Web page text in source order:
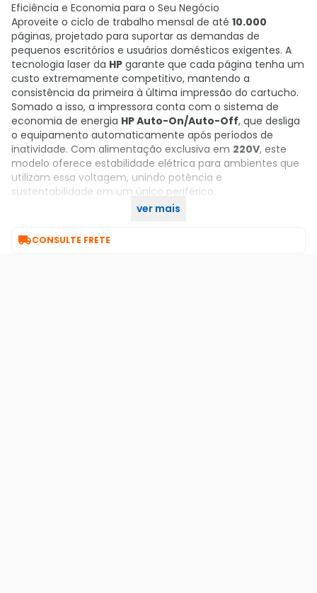
Eficiência e Economia para o Seu Negócio
Aproveite o ciclo de trabalho mensal de até 10.000
páginas, projetado para suportar as demandas de
pequenos escritórios e usuários domésticos exigentes. A
tecnologia laser da HP garante que cada página tenha um
custo extremamente competitivo, mantendo a
consistência da primeira à última impressão do cartucho.
Somado a isso, a impressora conta com o sistema de
economia de energia HP Auto-On/Auto-Off, que desliga
o equipamento automaticamente após períodos de
inatividade. Com alimentação exclusiva em 220V, este
modelo oferece estabilidade elétrica para ambientes que
utilizam essa voltagem, unindo potência e
sustentabilidade em um único periférico.
ver mais
CONSULTE FRETE